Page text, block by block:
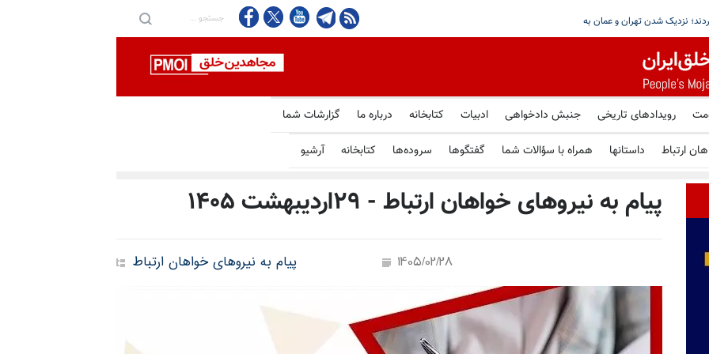
واشنگتن و لندن بر امنیت تنگه هرمز تأکید کردند؛ نزدیک شدن تهران و عمان به
رویدادهای تاریخی جنبش دادخواهی ادبیات کتابخانه درباره ما گزارشات شما
ارتباط داستانها همراه با سؤالات شما گفتگوها سروده‌ها کتابخانه آرشیو
پیام به نیروهای خواهان ارتباط - ۲۹اردیبهشت ۱۴۰۵
پیام به نیروهای خواهان ارتباط 1405/02/28